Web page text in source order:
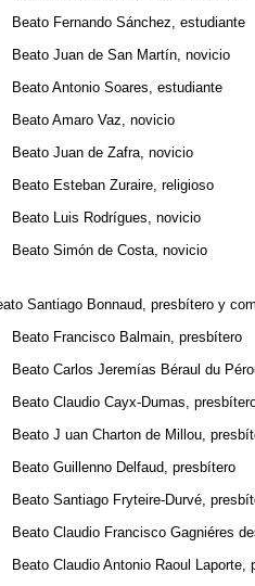
Fernando Sánchez, estudiante
Juan de San Martín, novicio
Antonio Soares, estudiante
Amaro Vaz, novicio
Juan de Zafra, novicio
Esteban Zuraire, religioso
Luis Rodrígues, novicio
Simón de Costa, novicio
Santiago Bonnaud, presbítero y
Francisco Balmain, presbítero
Carlos Jeremías Béraul du
Claudio Cayx-Dumas,
J uan Charton de Millou,
Guillenno Delfaud, presbítero
Santiago Fryteire-Durvé,
Claudio Francisco Gagniéres des
Claudio Antonio Raoul Laporte,